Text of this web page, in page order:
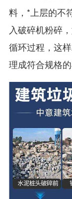
料，*上层的不
入破碎机粉碎
循环过程，这
理成符合规格的